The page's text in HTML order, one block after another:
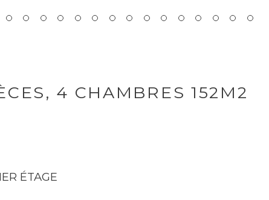
4 CHAMBRES 152M2
ÉTAGE